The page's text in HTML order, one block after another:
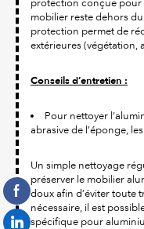
protection conçue pour
mobilier reste dehors
protection permet de
extérieures
Conseils d’entretien :
Pour nettoyer
abrasive de l’éponge,
Un simple nettoyage
préserver le mobilier
doux afin d’éviter toute
nécessaire, il est
spécifique pour